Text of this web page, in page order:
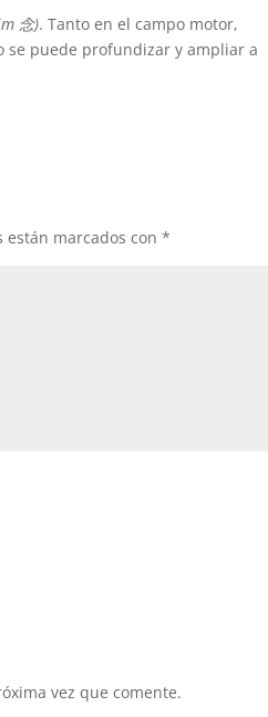
念). Tanto en el campo motor,
se puede profundizar y ampliar a
están marcados con*
vez que comente.